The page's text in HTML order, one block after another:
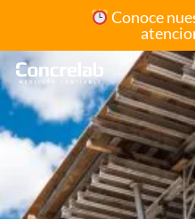
main
content
Conoce